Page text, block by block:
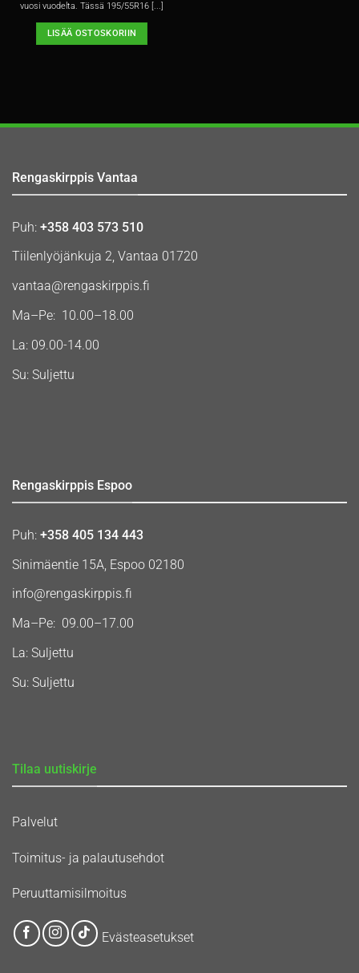
vuosi vuodelta. Tässä 195/55R16 [...]
LISÄÄ OSTOSKORIIN
Rengaskirppis Vantaa
Puh: +358 403 573 510
Tiilenlyöjänkuja 2, Vantaa 01720
vantaa@rengaskirppis.fi
Ma–Pe: 10.00–18.00
La: 09.00-14.00
Su: Suljettu
Rengaskirppis Espoo
Puh: +358 405 134 443
Sinimäentie 15A, Espoo 02180
info@rengaskirppis.fi
Ma–Pe: 09.00–17.00
La: Suljettu
Su: Suljettu
Tilaa uutiskirje
Palvelut
Toimitus- ja palautusehdot
Peruuttamisilmoitus
Evästeasetukset